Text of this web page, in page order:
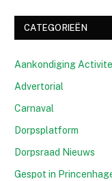
CATEGORIEËN
Aankondiging
Advertorial
Carnaval
Dorpsplatform
Dorpsraad Nieuws
Gespot in